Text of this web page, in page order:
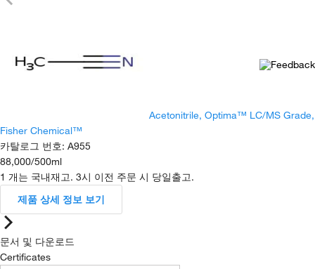
Acetonitrile, Optima™ LC/MS Grade,
Fisher Chemical™
카탈로그 번호: A955
88,000/500ml
1 개는 국내재고. 3시 이전 주문 시 당일출고.
제품 상세 정보 보기
문서 및 다운로드
Certificates